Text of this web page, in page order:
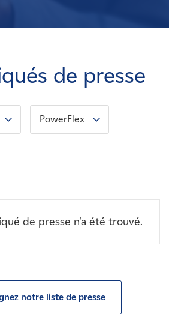
de presse
PowerFlex
de presse n'a été trouvé.
notre liste de presse